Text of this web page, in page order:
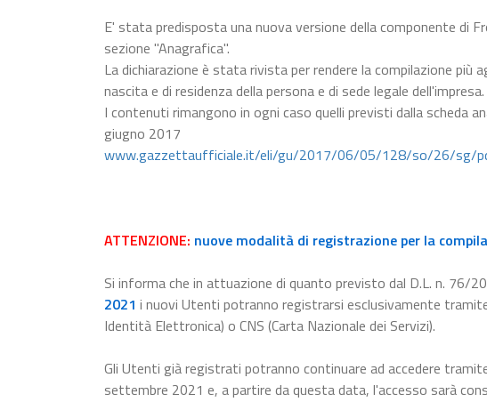
E' stata predisposta una nuova versione della componente
sezione "Anagrafica".
La dichiarazione è stata rivista per rendere la compilazione più
nascita e di residenza della persona e di sede legale dell'impresa.
I contenuti rimangono in ogni caso quelli previsti dalla scheda
giugno 2017
www.gazzettaufficiale.it/eli/gu/2017/06/05/128/so/26/sg/
ATTENZIONE: nuove modalità di registrazione per la
Si informa che in attuazione di quanto previsto dal D.L. n. 76/
2021 i nuovi Utenti potranno registrarsi esclusivamente
Identità Elettronica) o CNS (Carta Nazionale dei Servizi).
Gli Utenti già registrati potranno continuare ad accedere
settembre 2021 e, a partire da questa data, l'accesso sarà